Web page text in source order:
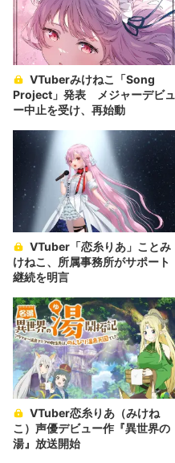
Project」発表 メジャーデビュ
ー中止を受け、再始動
けねこ、所属事務所がサポート
継続を明言
こ）声優デビュー作『異世界の
湯』放送開始